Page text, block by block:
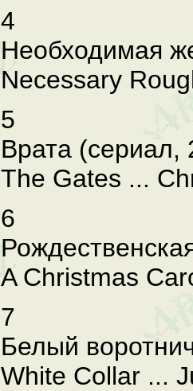
4
Необходимая
Necessary
5
Врата (сериал,
The Gates ...
6
A Christmas
7
Белый
White Collar ...